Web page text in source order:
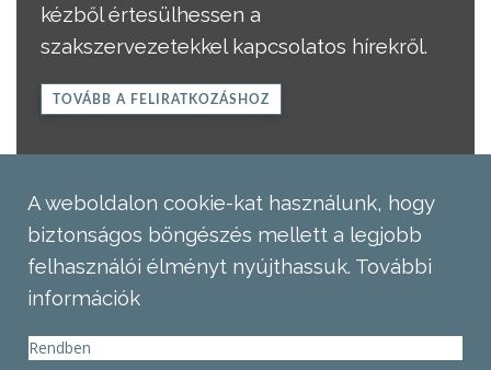
kézből értesülhessen a
szakszervezetekkel kapcsolatos hírekről.
TOVÁBB A FELIRATKOZÁSHOZ
A weboldalon cookie-kat használunk, hogy
biztonságos böngészés mellett a legjobb
felhasználói élményt nyújthassuk. További
információk
Rendben